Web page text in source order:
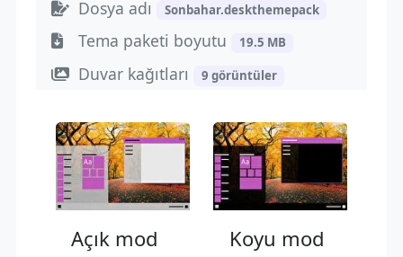
Dosya adı Sonbahar.deskthemepack
Tema paketi boyutu 19.5 MB
Duvar kağıtları 9 görüntüler
Açık mod Koyu mod